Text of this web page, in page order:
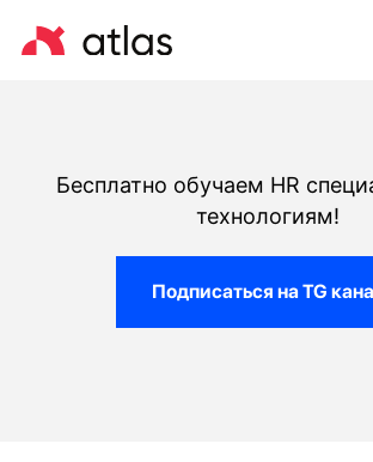
Бесплатно обучаем HR
технологиям!
Подписаться на TG